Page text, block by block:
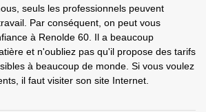
seuls les professionnels peuvent
Par conséquent, on peut vous
à Renolde 60. Il a beaucoup
et n'oubliez pas qu'il propose des tarifs
à beaucoup de monde. Si vous voulez
il faut visiter son site Internet.